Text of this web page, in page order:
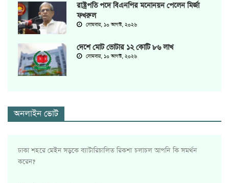
রাষ্ট্রপতি পদে বিএনপির মনোনয়ন পেলেন মির্জা
ফখরুল
সোমবার, ১০ আগস্ট, ২০২৬
দেশে মোট ভোটার ১২ কোটি ৮৬ লাখ
সোমবার, ১০ আগস্ট, ২০২৬
অনলাইন ভোট
ঢাকা শহরে মেইন সড়কে ব্যাটারিচালিত রিকশা চলাচল আপনি কি সমর্থন
করেন?